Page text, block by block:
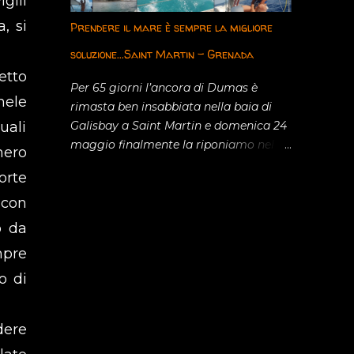
si
da
di
paesaggio meraviglioso che ci
circonda. Sule, gabbiani e sterne
compagnia mentre Saint Martin
diventa sempre più picc...
Prendere il mare è sempre la migliore
soluzione...Saint Martin – Grenada
Per 65 giorni l’ancora di Dumas è
rimasta ben insabbiata nella baia di
Galisbay a Saint Martin e domenica 24
maggio finalmente la riponiamo nel